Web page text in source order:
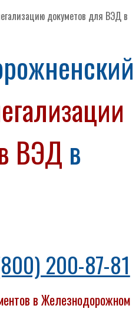
докуметов для ВЭД в
ВЭД в
200-87-81
в Железнодорожном